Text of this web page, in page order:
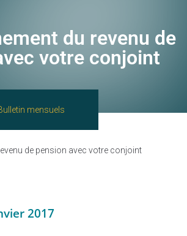
du revenu de
votre conjoint
mensuels
de pension avec votre conjoint
2017